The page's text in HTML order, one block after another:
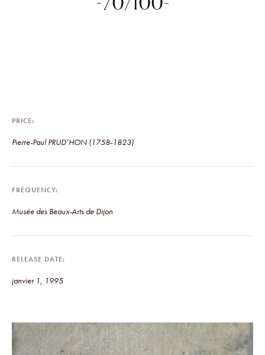
PRICE
Pierre-Paul PRUD’HON (1758-1823)
FREQUENCY
Musée des Beaux-Arts de Dijon
RELEASE DATE
janvier 1, 1995